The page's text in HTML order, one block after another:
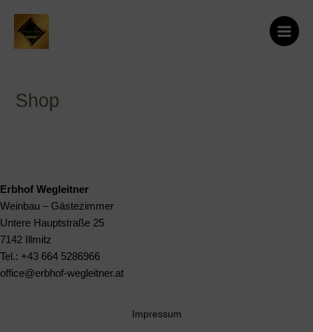
Inhalt
springen
Menu
Shop
Erbhof Wegleitner
Weinbau – Gästezimmer
Untere Hauptstraße 25
7142 Illmitz
Tel.: +43 664 5286966
office@erbhof-wegleitner.at
Impressum